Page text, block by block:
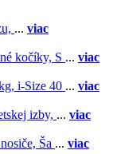
... viac
kočíky, S ... viac
i-Size 40 ... viac
izby, ... viac
Ša ... viac